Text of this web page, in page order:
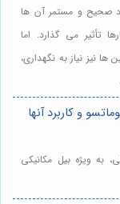
صحیح و مستمر آن ها
تأثیر می گذارد. اما
نیز نیاز به نگهداری،
و کاربرد آنها
به ویژه بیل مکانیکی